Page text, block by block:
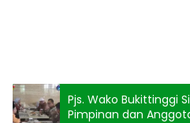
Pjs. Wako Bukittinggi
Pimpinan dan